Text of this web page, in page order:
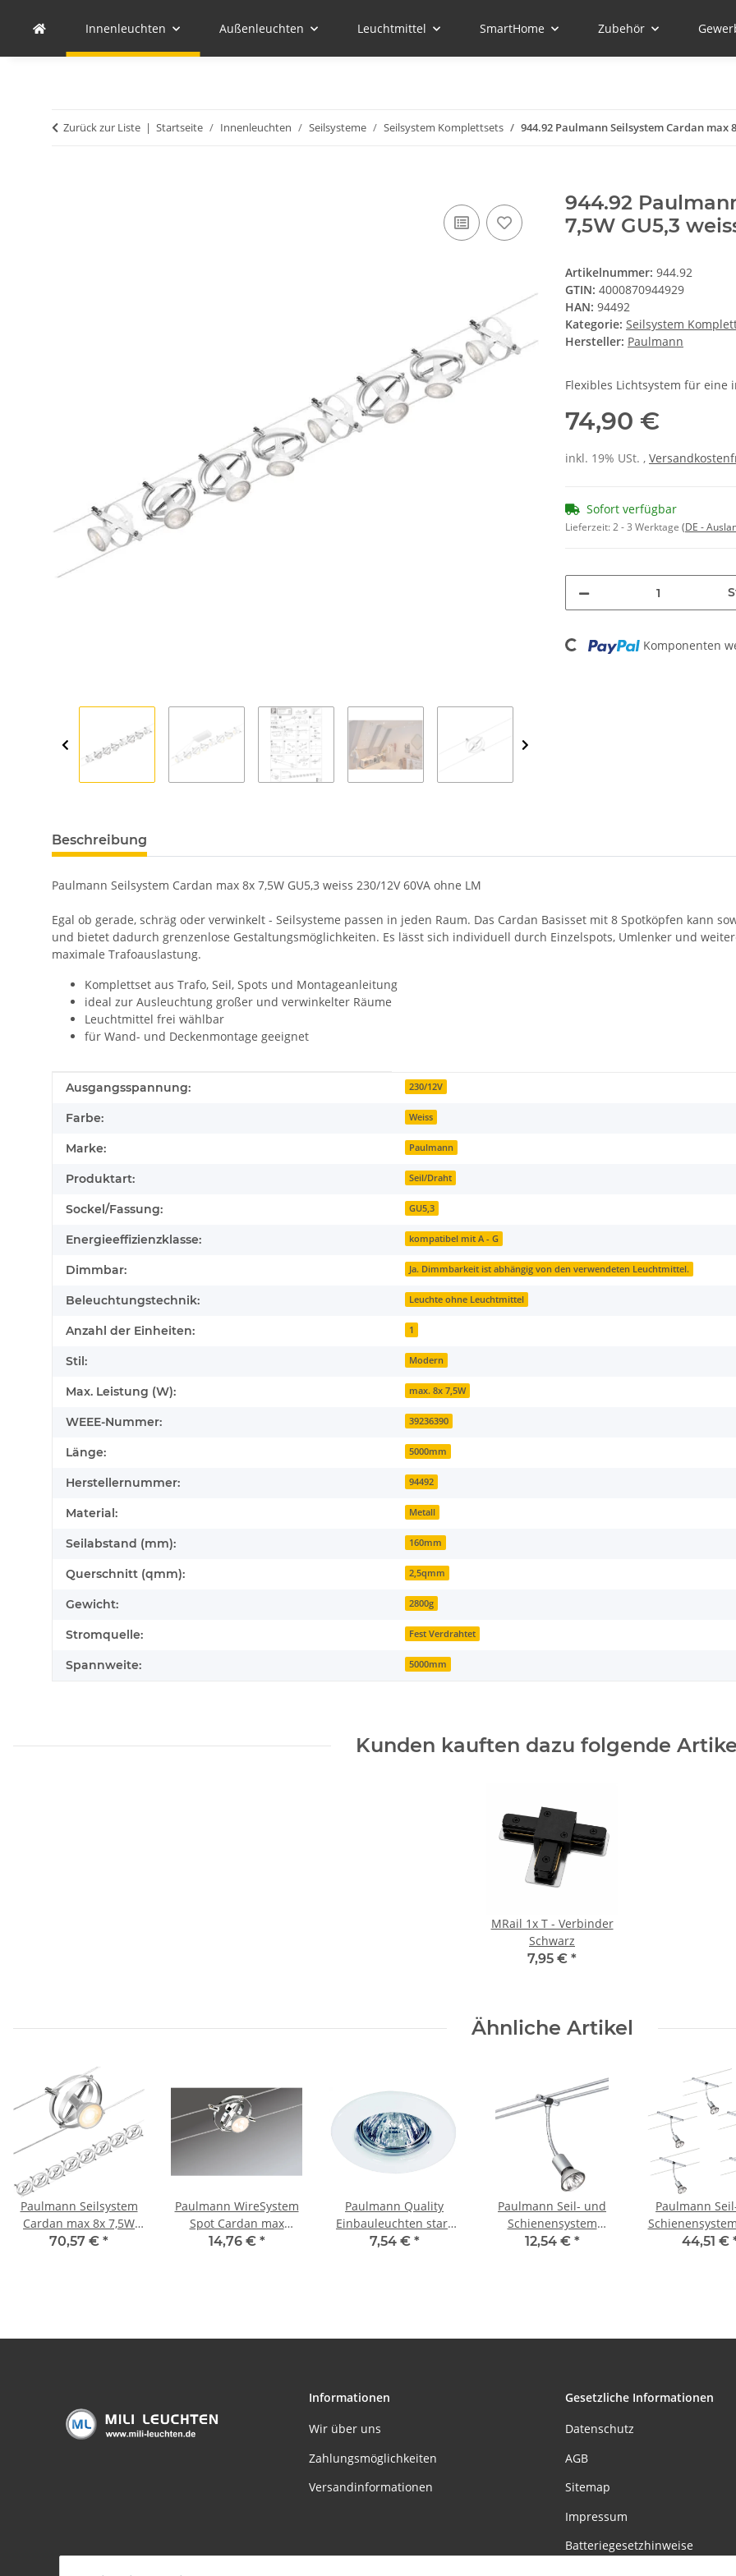
Innenleuchten Außenleuchten Leuchtmittel SmartHome Zubehör
Zurück zur Liste Startseite Innenleuchten Seilsysteme Seilsystem Komplettsets 944.92 Paulmann Seilsystem Cardan max
944.92
7,5W GU5,3
Artikelnummer: 944.92
GTIN: 4000870944929
HAN: 94492
Kategorie: Seilsystem
Hersteller: Paulmann
Flexibles Lichtsystem für
74,90 €
inkl. 19% USt. ,
Sofort verfügbar
Lieferzeit:2 - 3 Werktage (DE -
Loading... Komponenten
Beschreibung
Paulmann Seilsystem Cardan max 8x 7,5W GU5,3 weiss 230/12V 60VA ohne LM
Egal ob gerade, schräg oder verwinkelt - Seilsysteme passen in jeden Raum. Das Cardan Basisset mit 8 Spotköpfen kann
und bietet dadurch grenzenlose Gestaltungsmöglichkeiten. Es lässt sich individuell durch Einzelspots, Umlenker und
maximale Trafoauslastung.
Komplettset aus Trafo, Seil, Spots und Montageanleitung
ideal zur Ausleuchtung großer und verwinkelter Räume
Leuchtmittel frei wählbar
für Wand- und Deckenmontage geeignet
Produkteigenschaft
Wert
Ausgangsspannung: 230/12V
Farbe: Weiss
Marke: Paulmann
Produktart: Seil/Draht
Sockel/Fassung: GU5,3
Energieeffizienzklasse: kompatibel mit A - G
Dimmbar: Ja. Dimmbarkeit ist abhängig von den verwendeten Leuchtmittel.
Beleuchtungstechnik: Leuchte ohne Leuchtmittel
Anzahl der Einheiten: 1
Stil: Modern
Max. Leistung (W): max. 8x 7,5W
WEEE-Nummer: 39236390
Länge: 5000mm
Herstellernummer: 94492
Material: Metall
Seilabstand (mm): 160mm
Querschnitt (qmm): 2,5qmm
Gewicht: 2800g
Stromquelle: Fest Verdrahtet
Spannweite: 5000mm
Kunden kauften dazu folgende
MRail 1x T - Verbinder
Schwarz
7,95 € *
Ähnliche Artikel
Paulmann Seilsystem
Cardan max 8x 7,5W
GU5,3 Chrom matt
70,57 € *
Paulmann WireSystem
Spot Cardan max
1x10W GU5,3 Chrom
14,76 € *
Paulmann Quality
Einbauleuchten starr
max.50W 12V GU5,3
7,54 € *
Paulmann Seil- und
Schienensystem
CombiEasy Spot Basil
12,54 € *
Paulmann
Spot Basil44,51 €
Informationen
Wir über uns
Zahlungsmöglichkeiten
Versandinformationen
Gesetzliche Informationen
Datenschutz
AGB
Sitemap
Impressum
Batteriegesetzhinweise